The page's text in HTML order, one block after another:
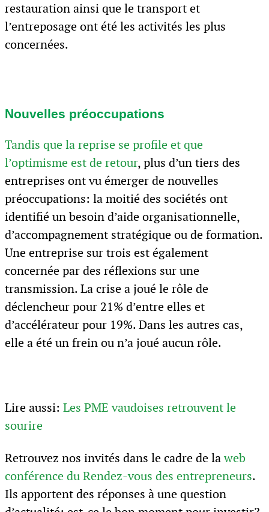
restauration ainsi que le transport et
l’entreposage ont été les activités les plus
concernées.
Nouvelles préoccupations
Tandis que la reprise se profile et que
l’optimisme est de retour, plus d’un tiers des
entreprises ont vu émerger de nouvelles
préoccupations: la moitié des sociétés ont
identifié un besoin d’aide organisationnelle,
d’accompagnement stratégique ou de formation.
Une entreprise sur trois est également
concernée par des réflexions sur une
transmission. La crise a joué le rôle de
déclencheur pour 21% d’entre elles et
d’accélérateur pour 19%. Dans les autres cas,
elle a été un frein ou n’a joué aucun rôle.
Lire aussi: Les PME vaudoises retrouvent le
sourire
Retrouvez nos invités dans le cadre de laweb
conférence du Rendez-vous des entrepreneurs.
Ils apportent des réponses à une question